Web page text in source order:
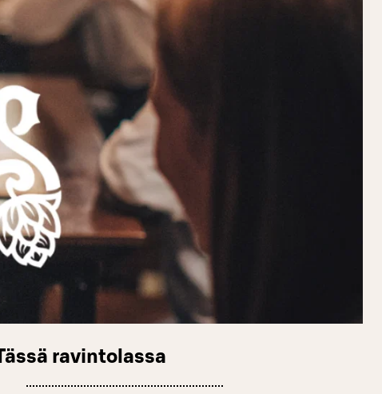
ravintolassa